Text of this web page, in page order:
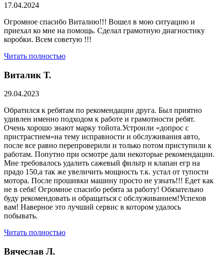
17.04.2024
Огромное спасибо Виталию!!! Вошел в мою ситуацию и
приехал ко мне на помощь. Сделал грамотную диагностику
коробки. Всем советую !!!
Читать полностью
Виталик Т.
29.04.2023
Обратился к ребятам по рекомендации друга. Был приятно
удивлен именно подходом к работе и грамотности ребят.
Очень хорошо знают марку тойота.Устроили «допрос с
пристрастием»на тему исправности и обслуживания авто,
после все равно перепроверили и только потом приступили к
работам. Попутно при осмотре дали некоторые рекомендации.
Мне требовалось удалить сажевый фильтр и клапан егр на
прадо 150,а так же увеличить мощность т.к. устал от тупости
мотора. После прошивки машину просто не узнать!!! Едет как
не в себя! Огромное спасибо ребята за работу! Обязательно
буду рекомендовать и обращаться с обслуживанием!Успехов
вам! Наверное это лучший сервис в котором удалось
побывать.
Читать полностью
Вячеслав Л.